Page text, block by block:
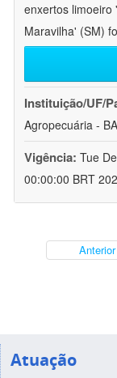
enxertos limoeiro
Maravilha' (SM)
Instituição/UF/
Agropecuária -
Vigência: Tue
00:00:00 BRT
Anterior
Atuação